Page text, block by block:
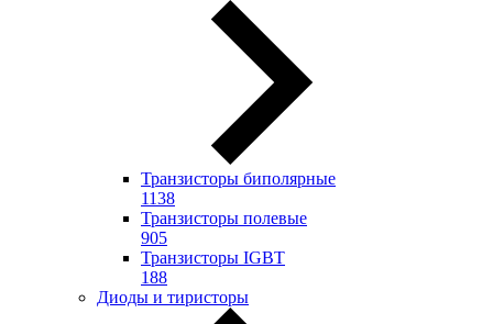
Транзисторы биполярные
1138
Транзисторы полевые
905
Транзисторы IGBT
188
Диоды и тиристоры